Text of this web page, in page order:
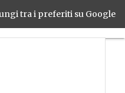
tra i preferiti su Google
aumentare